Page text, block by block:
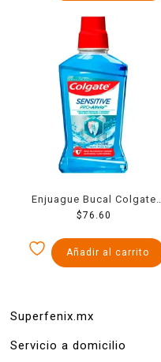
Enjuague Bucal Colgate
Sensitive Pro-Alivio
ml
$76.60
Añadir al carrito
Superfenix.mx
Servicio a domicilio